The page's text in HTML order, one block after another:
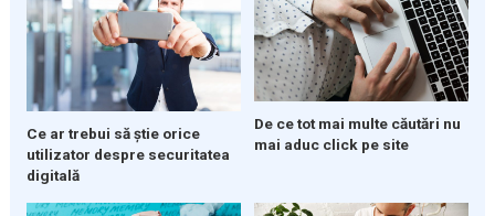
Ce ar trebui să știe orice
utilizator despre securitatea
digitală
De ce tot mai multe căutări nu
mai aduc click pe site